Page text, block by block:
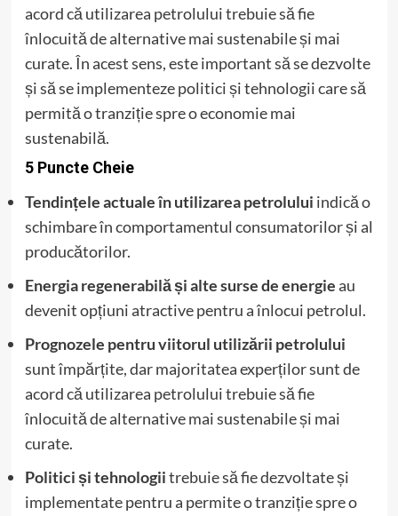
acord că utilizarea petrolului trebuie să fie
înlocuită de alternative mai sustenabile și mai
curate. În acest sens, este important să se dezvolte
și să se implementeze politici și tehnologii care să
permită o tranziție spre o economie mai
sustenabilă.
5 Puncte Cheie
Tendințele actuale în utilizarea petrolului indică o
schimbare în comportamentul consumatorilor și al
producătorilor.
Energia regenerabilă și alte surse de energieau
devenit opțiuni atractive pentru a înlocui petrolul.
Prognozele pentru viitorul utilizării petrolului
sunt împărțite, dar majoritatea experților sunt de
acord că utilizarea petrolului trebuie să fie
înlocuită de alternative mai sustenabile și mai
curate.
Politici și tehnologiitrebuie să fie dezvoltate și
implementate pentru a permite o tranziție spre o